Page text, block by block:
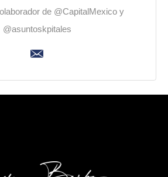
de @CapitalMexico y
@asuntoskpitales